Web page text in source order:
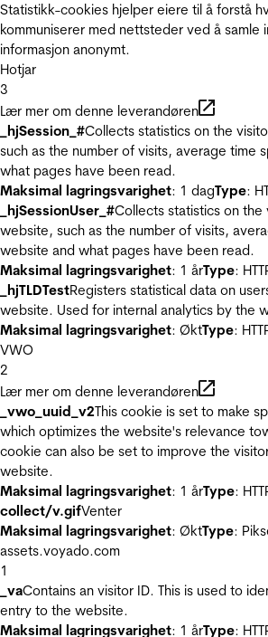
Statistikk-cookies hjelper eiere til å forstå
kommuniserer med nettsteder ved å samle
informasjon anonymt.
Hotjar
3
Lær mer om denne leverandøren
_hjSession_#Collects statistics on the
such as the number of visits, average time
what pages have been read.
Maksimal lagringsvarighet: 1 dagType:
_hjSessionUser_#Collects statistics on the
website, such as the number of visits,
website and what pages have been read.
Maksimal lagringsvarighet: 1 årType:
_hjTLDTestRegisters statistical data on
website. Used for internal analytics by the
Maksimal lagringsvarighet: ØktType:
VWO
2
Lær mer om denne leverandøren
_vwo_uuid_v2This cookie is set to make
which optimizes the website's relevance
cookie can also be set to improve the
website.
Maksimal lagringsvarighet: 1 årType:
collect/v.gifVenter
Maksimal lagringsvarighet: ØktType:
assets.voyado.com
1
_vaContains an visitor ID. This is used to
entry to the website.
Maksimal lagringsvarighet: 1 årType: